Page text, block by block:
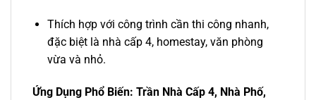
Thích hợp với công trình cần thi công nhanh,
đặc biệt là nhà cấp 4, homestay, văn phòng
vừa và nhỏ.
Ứng Dụng Phổ Biến: Trần Nhà Cấp 4, Nhà Phố,